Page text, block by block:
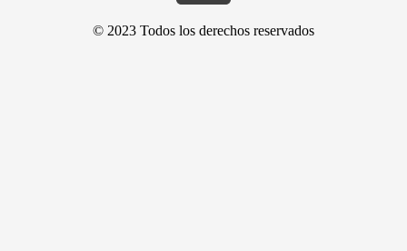
© 2023 Todos los derechos reservados